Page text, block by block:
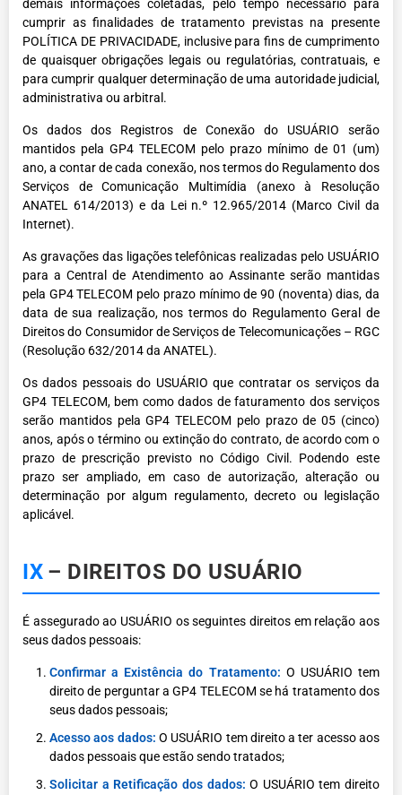
demais informações coletadas, pelo tempo necessário para
cumprir as finalidades de tratamento previstas na presente
POLÍTICA DE PRIVACIDADE, inclusive para fins de cumprimento
de quaisquer obrigações legais ou regulatórias, contratuais, e
para cumprir qualquer determinação de uma autoridade judicial,
administrativa ou arbitral.
Os dados dos Registros de Conexão do USUÁRIO serão
mantidos pela GP4 TELECOM pelo prazo mínimo de 01 (um)
ano, a contar de cada conexão, nos termos do Regulamento dos
Serviços de Comunicação Multimídia (anexo à Resolução
ANATEL 614/2013) e da Lei n.º 12.965/2014 (Marco Civil da
Internet).
As gravações das ligações telefônicas realizadas pelo USUÁRIO
para a Central de Atendimento ao Assinante serão mantidas
pela GP4 TELECOM pelo prazo mínimo de 90 (noventa) dias, da
data de sua realização, nos termos do Regulamento Geral de
Direitos do Consumidor de Serviços de Telecomunicações – RGC
(Resolução 632/2014 da ANATEL).
Os dados pessoais do USUÁRIO que contratar os serviços da
GP4 TELECOM, bem como dados de faturamento dos serviços
serão mantidos pela GP4 TELECOM pelo prazo de 05 (cinco)
anos, após o término ou extinção do contrato, de acordo com o
prazo de prescrição previsto no Código Civil. Podendo este
prazo ser ampliado, em caso de autorização, alteração ou
determinação por algum regulamento, decreto ou legislação
aplicável.
IX – DIREITOS DO USUÁRIO
É assegurado ao USUÁRIO os seguintes direitos em relação aos
seus dados pessoais:
Confirmar a Existência do Tratamento: O USUÁRIO tem
direito de perguntar a GP4 TELECOM se há tratamento dos
seus dados pessoais;
Acesso aos dados: O USUÁRIO tem direito a ter acesso aos
dados pessoais que estão sendo tratados;
Solicitar a Retificação dos dados: O USUÁRIO tem direito